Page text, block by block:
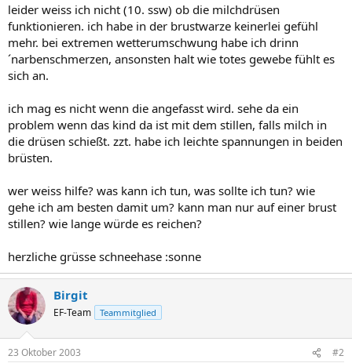
leider weiss ich nicht (10. ssw) ob die milchdrüsen
funktionieren. ich habe in der brustwarze keinerlei gefühl
mehr. bei extremen wetterumschwung habe ich drinn
´narbenschmerzen, ansonsten halt wie totes gewebe fühlt es
sich an.
ich mag es nicht wenn die angefasst wird. sehe da ein
problem wenn das kind da ist mit dem stillen, falls milch in
die drüsen schießt. zzt. habe ich leichte spannungen in beiden
brüsten.
wer weiss hilfe? was kann ich tun, was sollte ich tun? wie
gehe ich am besten damit um? kann man nur auf einer brust
stillen? wie lange würde es reichen?
herzliche grüsse schneehase :sonne
Birgit
EF-Team Teammitglied
23 Oktober 2003 #2